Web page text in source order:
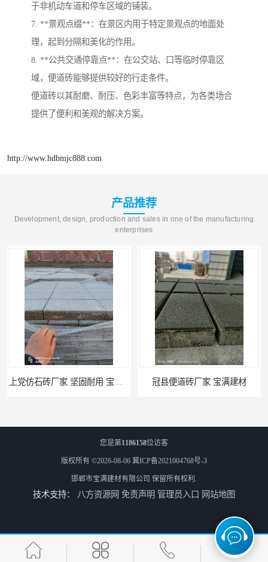
于非机动车道和停车区域的铺装。
7. **景观点缀**：在景区内用于特定景观点的地面处
理，起到分隔和美化的作用。
8. **公共交通停靠点**：在公交站、口等临时停靠区
域，便道砖能够提供较好的行走条件。
便道砖以其耐磨、耐压、色彩丰富等特点，为各类场合
提供了便利和美观的解决方案。
http://www.hdbmjc888.com
产品推荐
Development, design, production and sales in one of the manufacturing
enterprises
上党仿石砖厂家 坚固耐用 宝满建材 冠县便道砖厂家 宝满建材
冠县草坪砖批发 宝满建材 现货供应 左权井字砖厂家 宝满建材 库存充足
您是第1186158位访客
版权所有 ©2026-08-06 冀ICP备2021004768号-3
邯郸市宝满建材有限公司 保留所有权利.
技术支持： 八方资源网 免责声明 管理员入口 网站地图